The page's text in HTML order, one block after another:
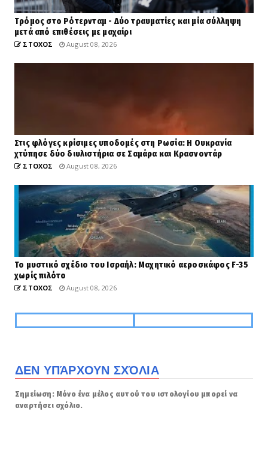
Tρόμος στο Ρότερνταμ - Δύο τραυματίες και μία σύλληψη
μετά από επιθέσεις με μαχαίρι
ΣΤΟΧΟΣ August 08, 2026
Στις φλόγες κρίσιμες υποδομές στη Ρωσία: Η Ουκρανία
χτύπησε δύο διυλιστήρια σε Σαμάρα και Κρασνοντάρ
ΣΤΟΧΟΣ August 08, 2026
Το μυστικό σχέδιο του Ισραήλ: Μαχητικό αεροσκάφος F-35
χωρίς πιλότο
ΣΤΟΧΟΣ August 08, 2026
ΔΕΝ ΥΠΆΡΧΟΥΝ ΣΧΌΛΙΑ
Σημείωση: Μόνο ένα μέλος αυτού του ιστολογίου μπορεί να
αναρτήσει σχόλιο.